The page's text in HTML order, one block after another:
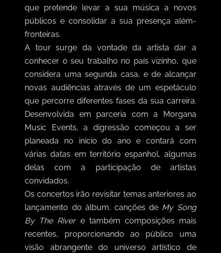
que pretende levar a sua música a novos
públicos e consolidar a sua presença além-
fronteiras.
A tour surge da vontade da artista dar a
conhecer o seu trabalho no país vizinho, que
considera uma segunda casa, e de alcançar
novas audiências através de um espetáculo
que percorre diferentes fases da sua carreira.
Desenvolvida em parceria com a Morgana
Music Events, a digressão começou a ser
planeada no início do ano e contará com
várias datas em território espanhol, algumas
delas com a participação de artistas
convidados.
Os concertos irão revisitar temas anteriores ao
lançamento do álbum, canções de My Song
By The Rivere também composições mais
recentes, proporcionando ao público uma
visão abrangente do universo artístico de